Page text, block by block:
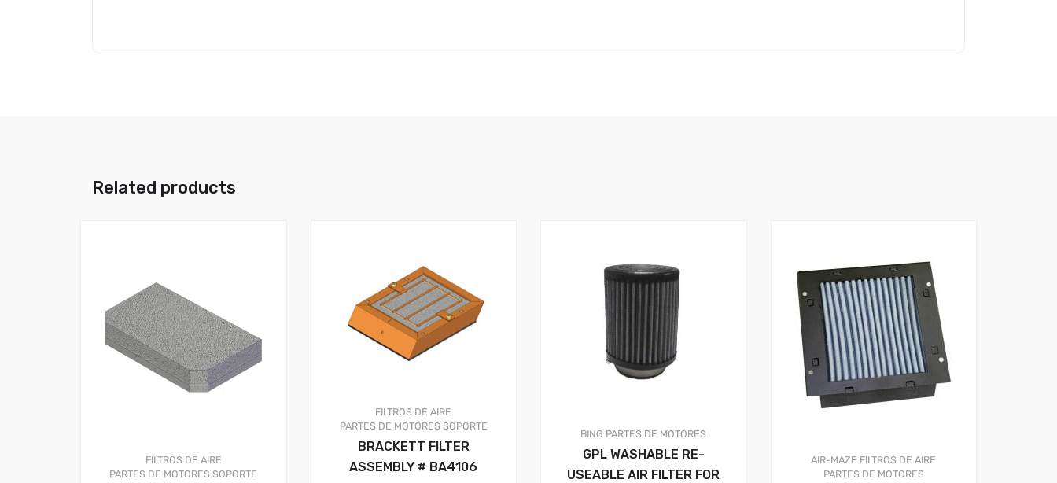
Related products
FILTROS DE AIRE
PARTES DE MOTORES SOPORTE
FILTROS DE AIRE
PARTES DE MOTORES SOPORTE
BRACKETT FILTER
ASSEMBLY # BA4106
BING PARTES DE MOTORES
GPL WASHABLE RE-
USEABLE AIR FILTER FOR
AIR-MAZE FILTROS DE AIRE
PARTES DE MOTORES